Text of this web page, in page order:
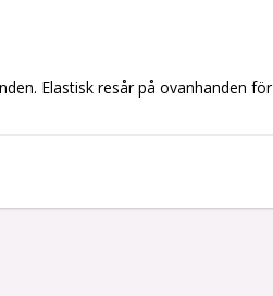
Elastisk resår på ovanhanden för